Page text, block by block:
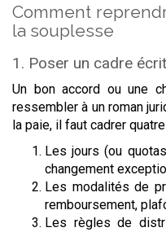
Comment
la souplesse
1. Poser un cadre
Un bon accord ou une
ressembler à un roman
la paie, il faut cadrer
Les jours (ou
changement
Les modalités de
remboursement,
Les règles de